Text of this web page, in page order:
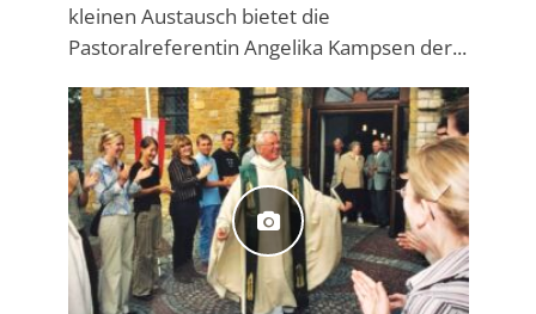
kleinen Austausch bietet die
Pastoralreferentin Angelika Kampsen der...